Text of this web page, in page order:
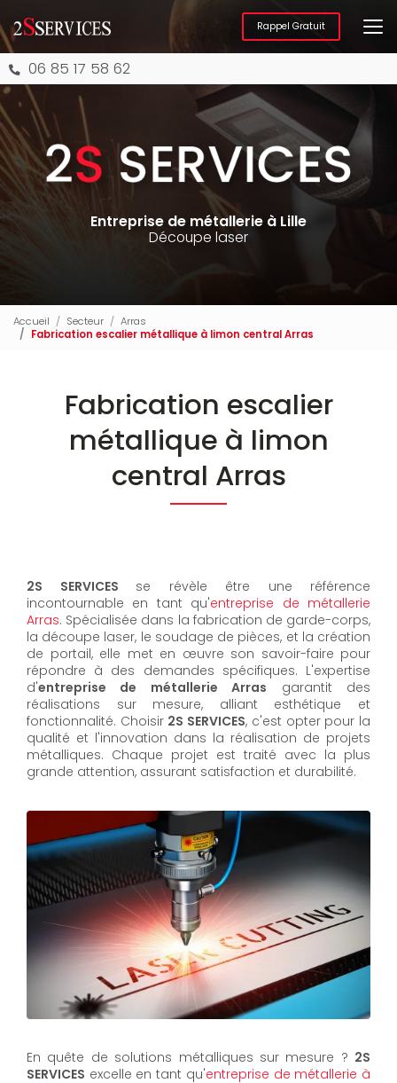
au
contenu
principal06 85 17 58 62
Rappel Gratuit
Entreprise de métallerie à Lille
Découpe laser
Accueil Secteur
Arras
Fabrication escalier métallique à limon central Arras
Fabrication escalier
métallique à limon
central Arras
2S SERVICES se révèle être une référence
incontournable en tant qu'entreprise de métallerie
Arras. Spécialisée dans la fabrication de garde-corps,
la découpe laser, le soudage de pièces, et la création
de portail, elle met en œuvre son savoir-faire pour
répondre à des demandes spécifiques. L'expertise
d'entreprise de métallerie Arras garantit des
réalisations sur mesure, alliant esthétique et
fonctionnalité. Choisir 2S SERVICES, c'est opter pour la
qualité et l'innovation dans la réalisation de projets
métalliques. Chaque projet est traité avec la plus
grande attention, assurant satisfaction et durabilité.
En quête de solutions métalliques sur mesure ? 2S
SERVICES excelle en tant qu'entreprise de métallerie à